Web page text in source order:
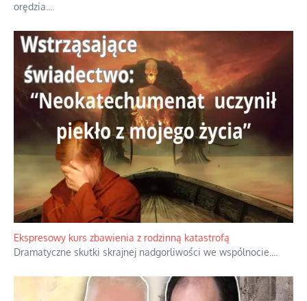
orędzia.
Ekspresowy kurs zbawienia z rodzinną katastrofą
Dramatyczne skutki skrajnej nadgorliwości we wspólnocie.